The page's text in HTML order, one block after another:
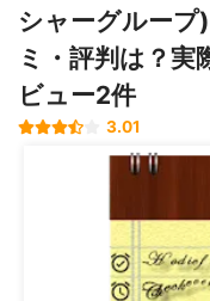
シャーグループ
ミ・評判は？実
ビュー2件
3.01